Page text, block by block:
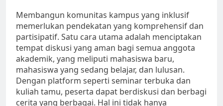
Membangun komunitas kampus yang inklusif
memerlukan pendekatan yang komprehensif dan
partisipatif. Satu cara utama adalah menciptakan
tempat diskusi yang aman bagi semua anggota
akademik, yang meliputi mahasiswa baru,
mahasiswa yang sedang belajar, dan lulusan.
Dengan platform seperti seminar terbuka dan
kuliah tamu, peserta dapat berdiskusi dan berbagi
cerita yang berbagai. Hal ini tidak hanya